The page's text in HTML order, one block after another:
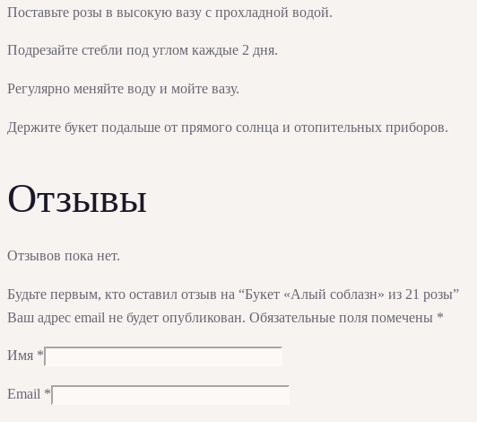
Поставьте розы в высокую вазу с прохладной водой.
Подрезайте стебли под углом каждые 2 дня.
Регулярно меняйте воду и мойте вазу.
Держите букет подальше от прямого солнца и отопительных приборов.
Отзывы
Отзывов пока нет.
Будьте первым, кто оставил отзыв на “Букет «Алый соблазн» из 21 розы”
Ваш адрес email не будет опубликован. Обязательные поля помечены *
Имя *
Email *